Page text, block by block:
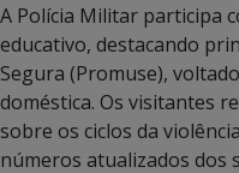
A Polícia Militar participa
educativo, destacando
Segura (Promuse),
doméstica. Os visitantes
sobre os ciclos da
números atualizados dos